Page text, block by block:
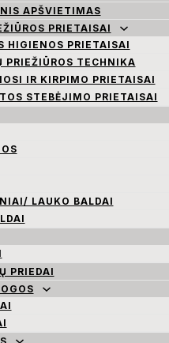
APŠVIETIMAS
PRIETAISAI
HIGIENOS PRIETAISAI
PRIEŽIŪROS TECHNIKA
IR KIRPIMO PRIETAISAI
STEBĖJIMO PRIETAISAI
LAUKO BALDAI
PRIEDAI